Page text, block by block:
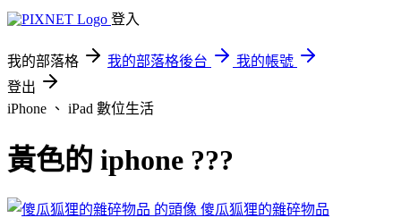
登入
我的部落格 我的部落格後台
我的帳號
登出
iPhone 、 iPad 數位生活
黃色的 iphone ???
傻瓜狐狸的雜碎物品